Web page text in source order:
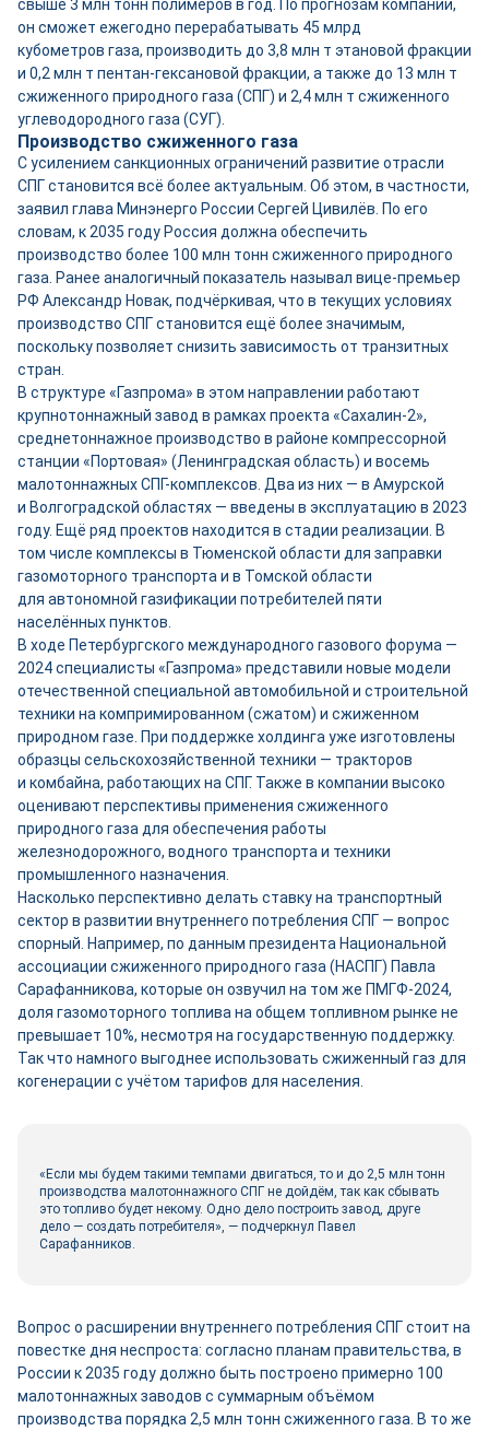
свыше 3 млн тонн полимеров в год. По прогнозам компании,
он сможет ежегодно перерабатывать 45 млрд
кубометров газа, производить до 3,8 млн т этановой фракции
и 0,2 млн т пентан-гексановой фракции, а также до 13 млн т
сжиженного природного газа (СПГ) и 2,4 млн т сжиженного
углеводородного газа (СУГ).
Производство сжиженного газа
С усилением санкционных ограничений развитие отрасли
СПГ становится всё более актуальным. Об этом, в частности,
заявил глава Минэнерго России Сергей Цивилёв. По его
словам, к 2035 году Россия должна обеспечить
производство более 100 млн тонн сжиженного природного
газа. Ранее аналогичный показатель называл вице-премьер
РФ Александр Новак, подчёркивая, что в текущих условиях
производство СПГ становится ещё более значимым,
поскольку позволяет снизить зависимость от транзитных
стран.
В структуре «Газпрома» в этом направлении работают
крупнотоннажный завод в рамках проекта «Сахалин-2»,
среднетоннажное производство в районе компрессорной
станции «Портовая» (Ленинградская область) и восемь
малотоннажных СПГ-комплексов. Два из них — в Амурской
и Волгоградской областях — введены в эксплуатацию в 2023
году. Ещё ряд проектов находится в стадии реализации. В
том числе комплексы в Тюменской области для заправки
газомоторного транспорта и в Томской области
для автономной газификации потребителей пяти
населённых пунктов.
В ходе Петербургского международного газового форума —
2024 специалисты «Газпрома» представили новые модели
отечественной специальной автомобильной и строительной
техники на компримированном (сжатом) и сжиженном
природном газе. При поддержке холдинга уже изготовлены
образцы сельскохозяйственной техники — тракторов
и комбайна, работающих на СПГ. Также в компании высоко
оценивают перспективы применения сжиженного
природного газа для обеспечения работы
железнодорожного, водного транспорта и техники
промышленного назначения.
Насколько перспективно делать ставку на транспортный
сектор в развитии внутреннего потребления СПГ — вопрос
спорный. Например, по данным президента Национальной
ассоциации сжиженного природного газа (НАСПГ) Павла
Сарафанникова, которые он озвучил на том же ПМГФ-2024,
доля газомоторного топлива на общем топливном рынке не
превышает 10%, несмотря на государственную поддержку.
Так что намного выгоднее использовать сжиженный газ для
когенерации с учётом тарифов для населения.
«Если мы будем такими темпами двигаться, то и до 2,5 млн тонн
производства малотоннажного СПГ не дойдём, так как сбывать
это топливо будет некому. Одно дело построить завод, друге
дело — создать потребителя», — подчеркнул Павел
Сарафанников.
Вопрос о расширении внутреннего потребления СПГ стоит на
повестке дня неспроста: согласно планам правительства, в
России к 2035 году должно быть построено примерно 100
малотоннажных заводов с суммарным объёмом
производства порядка 2,5 млн тонн сжиженного газа. В то же